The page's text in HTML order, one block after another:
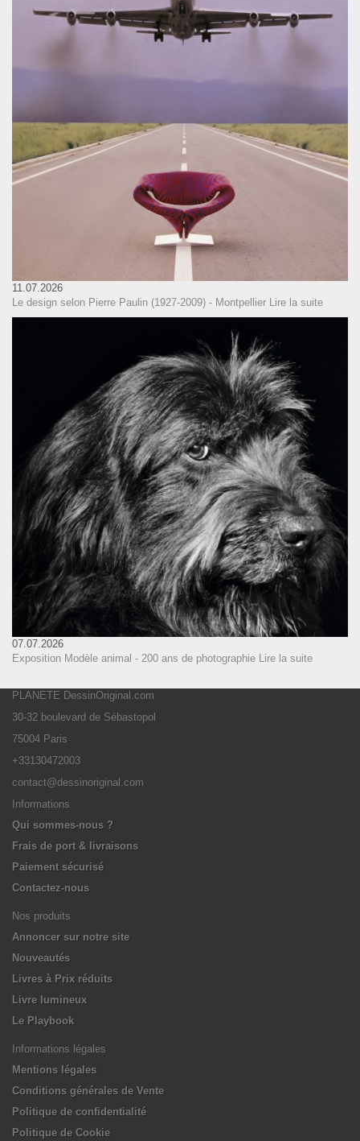
11.07.2026
Le design selon Pierre Paulin (1927-2009) - Montpellier Lire la suite
07.07.2026
Exposition Modèle animal - 200 ans de photographie
Lire la suite
PLANETE DessinOriginal.com
30-32 boulevard de Sébastopol
75004 Paris
+33130472003
contact@dessinoriginal.com
Informations
Qui sommes-nous ?
Frais de port & livraisons
Paiement sécurisé
Contactez-nous
Nos produits
Annoncer sur notre site
Nouveautés
Livres à Prix réduits
Livre lumineux
Le Playbook
Informations légales
Mentions légales
Conditions générales de Vente
Politique de confidentialité
Politique de Cookie